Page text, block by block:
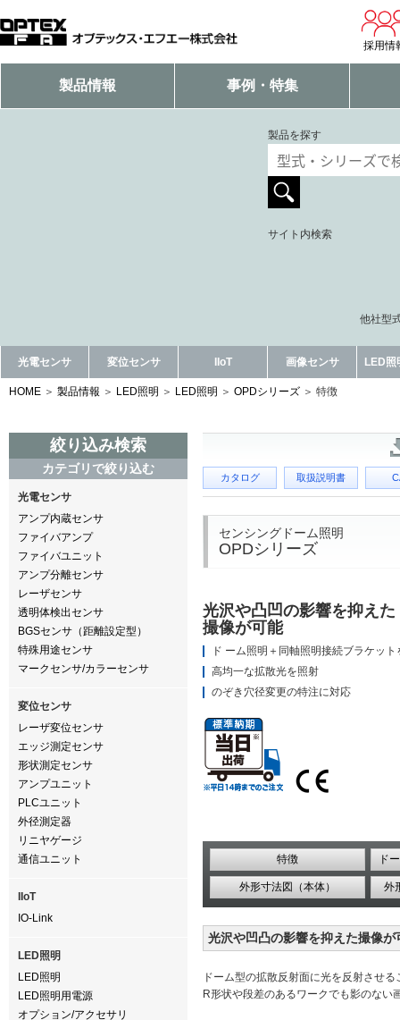
採用情
製品情報 事例・特集
製品を探す
サイト内検索
他社型
光電センサ 変位センサ IIoT 画像センサ LED照
HOME 製品情報 LED照明 LED照明 OPDシリーズ 特徴
絞り込み検索
カテゴリで絞り込む
光電センサ
アンプ内蔵センサ
ファイバアンプ
ファイバユニット
アンプ分離センサ
レーザセンサ
透明体検出センサ
BGSセンサ（距離設定型）
特殊用途センサ
マークセンサ/カラーセンサ
変位センサ
レーザ変位センサ
エッジ測定センサ
形状測定センサ
アンプユニット
PLCユニット
外径測定器
リニヤゲージ
通信ユニット
IIoT
IO-Link
LED照明
LED照明
LED照明用電源
オプション/アクセサリ
カタログ 取扱説明書
センシングドーム照明
OPDシリーズ
光沢や凸凹の影響を抑えた
撮像が可能
ド ーム照明＋同軸照明接続ブラケット
高均一な拡散光を照射
のぞき穴径変更の特注に対応
特徴 ド
外形寸法図（本体） 外
光沢や凹凸の影響を抑えた撮像が
ドーム型の拡散反射面に光を反射させ
R形状や段差のあるワークでも影のない